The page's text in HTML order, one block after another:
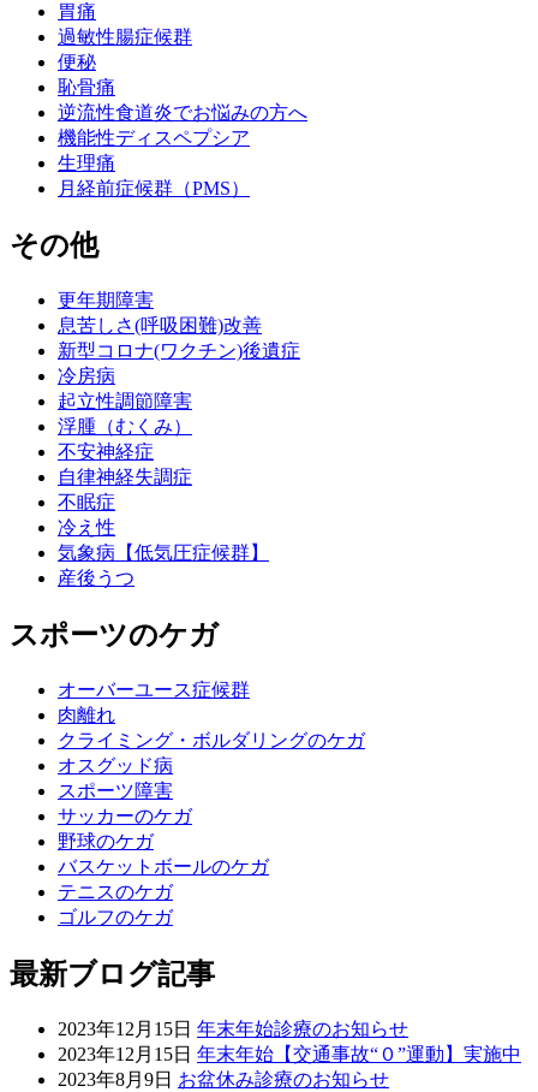
胃痛
過敏性腸症候群
便秘
恥骨痛
逆流性食道炎でお悩みの方へ
機能性ディスペプシア
生理痛
月経前症候群（PMS）
その他
更年期障害
息苦しさ(呼吸困難)改善
新型コロナ(ワクチン)後遺症
冷房病
起立性調節障害
浮腫（むくみ）
不安神経症
自律神経失調症
不眠症
冷え性
気象病【低気圧症候群】
産後うつ
スポーツのケガ
オーバーユース症候群
肉離れ
クライミング・ボルダリングのケガ
オスグッド病
スポーツ障害
サッカーのケガ
野球のケガ
バスケットボールのケガ
テニスのケガ
ゴルフのケガ
最新ブログ記事
2023年12月15日 年末年始診療のお知らせ
2023年12月15日 年末年始【交通事故“０”運動】実施中
2023年8月9日 お盆休み診療のお知らせ